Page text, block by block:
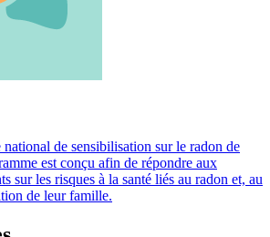
de sensibilisation sur le radon de
est conçu afin de répondre aux
sur les risques à la santé liés au radon et, au
de leur famille.